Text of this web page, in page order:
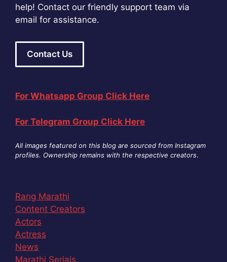
help! Contact our friendly support team via
email for assistance.
Contact Us
For Whatsapp Group Click Here
For Telegram Group Click Here
All images featured on this blog are sourced from Instagram
profiles. Ownership remains with the respective creators.
Rang Marathi
Content Creators
Actors
Actress
News
Marathi Serials